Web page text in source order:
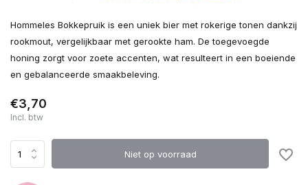
Hommeles Bokkepruik is een uniek bier met rokerige tonen dankzij
rookmout, vergelijkbaar met gerookte ham. De toegevoegde
honing zorgt voor zoete accenten, wat resulteert in een boeiende
en gebalanceerde smaakbeleving.
€3,70
Incl. btw
Niet op voorraad